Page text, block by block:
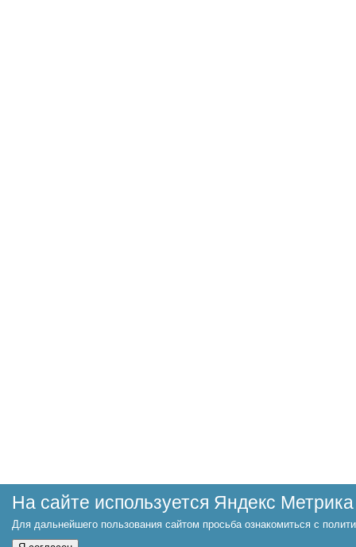
На сайте используется Яндекс Метрика
Для дальнейшего пользования сайтом просьба ознакомиться с